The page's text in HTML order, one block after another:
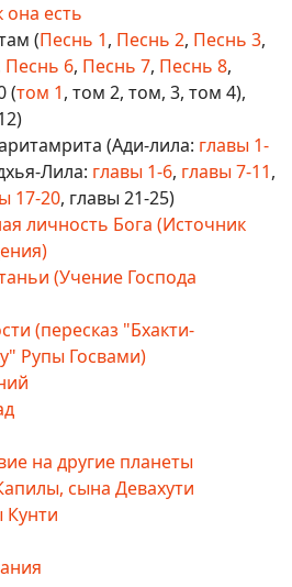
она есть
(Песнь 1, Песнь 2, Песнь 3,
Песнь 6, Песнь 7, Песнь 8,
(том 1, том 2, том, 3, том 4),
(Ади-лила: главы 1-
Лила: главы 1-6, главы 7-11,
17-20, главы 21-25)
личность Бога (Источник
(Учение Господа
(пересказ "Бхакти-
Рупы Госвами)
на другие планеты
сына Девахути